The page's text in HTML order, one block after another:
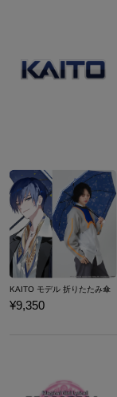
KAITO モデル 折りたたみ傘
¥9,350